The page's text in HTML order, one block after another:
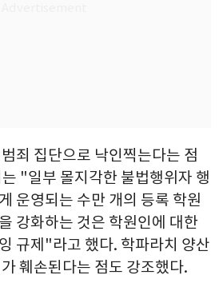
죄 집단으로 낙인찍는다는 점
"일부 몰지각한 불법행위자 행
운영되는 수만 개의 등록 학원
강화하는 것은 학원인에 대한
규제"라고 했다. 학파라치 양산
훼손된다는 점도 강조했다.